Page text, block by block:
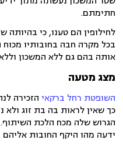
חתימתם.
לחילופין הם טענו, כי
בכל מקרה חבה בחובותיו
אותה בהם גם ללא המשכון
מצג מטעה
השופטת רחל ברקאי הזכירה
כך שאין לראות בה בת זוג ולא
הגרוש שלה מכח הלכת
ידעה מהו היקף החובות